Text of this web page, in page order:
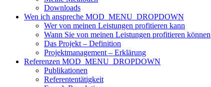
Downloads
Wen ich anspreche MOD_MENU_DROPDOWN
Wer von meinen Leistungen profitieren kann
Wann Sie von meinen Leistungen profitieren können
Das Projekt – Definition
Projektmanagement – Erklärung
Referenzen MOD_MENU_DROPDOWN
Publikationen
Referententätigkeit